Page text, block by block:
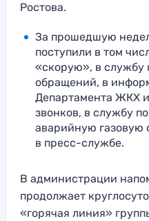
Ростова.
За прошедшую
поступили в том
«скорую», в службу
обращений, в
Департамента ЖКХ
звонков, в службу
аварийную газовую
в пресс-службе.
В администрации
продолжает
«горячая линия»